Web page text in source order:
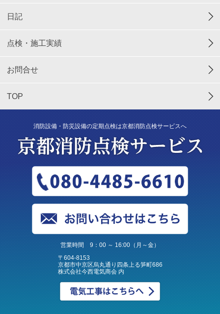
日記
点検・施工実績
お問合せ
TOP
消防設備・防災設備の定期点検は京都消防点検サービスへ
営業時間 9：00 ～ 16:00（月～金）
〒604-8153
京都市中京区烏丸通り四条上る笋町686
株式会社今西電気商会 内